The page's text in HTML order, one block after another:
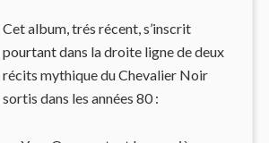
Cet album, trés récent, s’inscrit
pourtant dans la droite ligne de deux
récits mythique du Chevalier Noir
sortis dans les années 80 :